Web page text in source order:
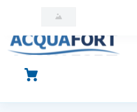
O que você está procurando?